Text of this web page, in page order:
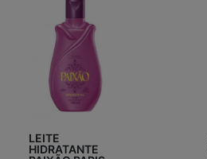
LEITE
HIDRATANTE